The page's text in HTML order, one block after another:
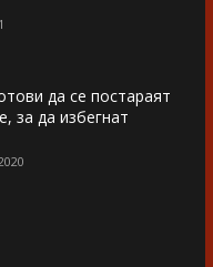
да се постараят
за да избегнат